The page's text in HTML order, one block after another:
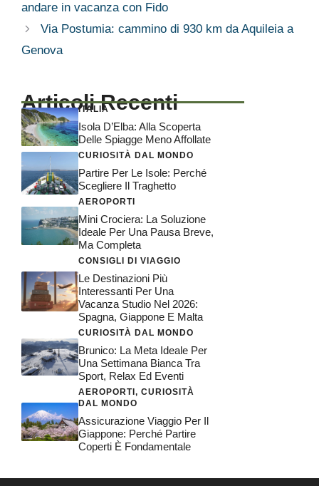
andare in vacanza con Fido
Via Postumia: cammino di 930 km da Aquileia a
Genova
Articoli Recenti
ITALIA
Isola D’Elba: Alla Scoperta
Delle Spiagge Meno Affollate
CURIOSITÀ DAL MONDO
Partire Per Le Isole: Perché
Scegliere Il Traghetto
AEROPORTI
Mini Crociera: La Soluzione
Ideale Per Una Pausa Breve,
Ma Completa
CONSIGLI DI VIAGGIO
Le Destinazioni Più
Interessanti Per Una
Vacanza Studio Nel 2026:
Spagna, Giappone E Malta
CURIOSITÀ DAL MONDO
Brunico: La Meta Ideale Per
Una Settimana Bianca Tra
Sport, Relax Ed Eventi
AEROPORTI , CURIOSITÀ
DAL MONDO
Assicurazione Viaggio Per Il
Giappone: Perché Partire
Coperti È Fondamentale